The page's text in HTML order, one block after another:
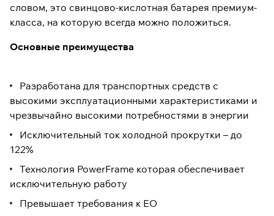
словом, это свинцово-кислотная батарея премиум-
класса, на которую всегда можно положиться.
Основные преимущества
Разработана для транспортных средств с
высокими эксплуатационными характеристиками и
чрезвычайно высокими потребностями в энергии
Исключительный ток холодной прокрутки – до
122%
Технология PowerFrame которая обеспечивает
исключительную работу
Превышает требования к ЕО